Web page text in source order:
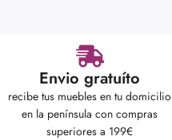
Envio gratuíto
recibe tus muebles en tu domicilio
en la península con compras
superiores a 199€